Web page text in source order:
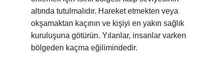
altında tutulmalıdır. Hareket etmekten veya
okşamaktan kaçının ve kişiyi en yakın sağlık
kuruluşuna götürün. Yılanlar, insanlar varken
bölgeden kaçma eğilimindedir.